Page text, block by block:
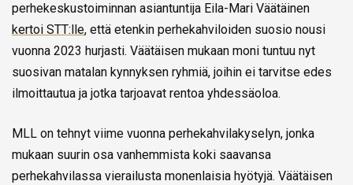
perhekeskustoiminnan asiantuntija Eila-Mari Väätäinen
kertoi STT:lle, että etenkin perhekahviloiden suosio nousi
vuonna 2023 hurjasti. Väätäisen mukaan moni tuntuu nyt
suosivan matalan kynnyksen ryhmiä, joihin ei tarvitse edes
ilmoittautua ja jotka tarjoavat rentoa yhdessäoloa.
MLL on tehnyt viime vuonna perhekahvilakyselyn, jonka
mukaan suurin osa vanhemmista koki saavansa
perhekahvilassa vierailusta monenlaisia hyötyjä. Väätäisen